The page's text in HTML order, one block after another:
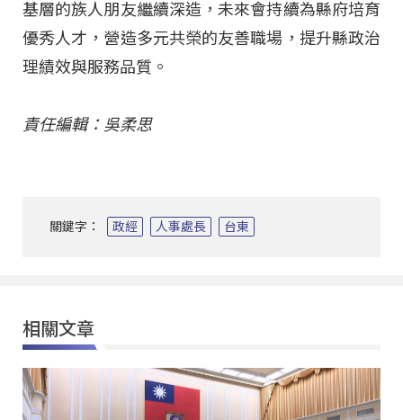
基層的族人朋友繼續深造，未來會持續為縣府培育
優秀人才，營造多元共榮的友善職場，提升縣政治
理績效與服務品質。
責任編輯：吳柔思
關鍵字： 政經 人事處長 台東
相關文章